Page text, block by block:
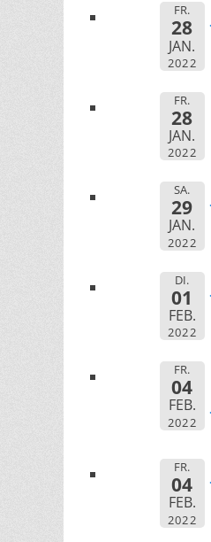
FR.
28
JAN.
2022
FR.
28
JAN.
2022
SA.
29
JAN.
2022
DI.
01
FEB.
2022
FR.
04
FEB.
2022
FR.
04
FEB.
2022